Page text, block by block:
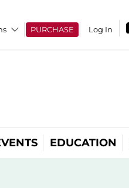
PURCHASE Log In
EDUCATION